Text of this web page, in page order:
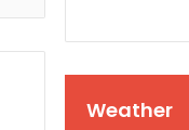
Weather